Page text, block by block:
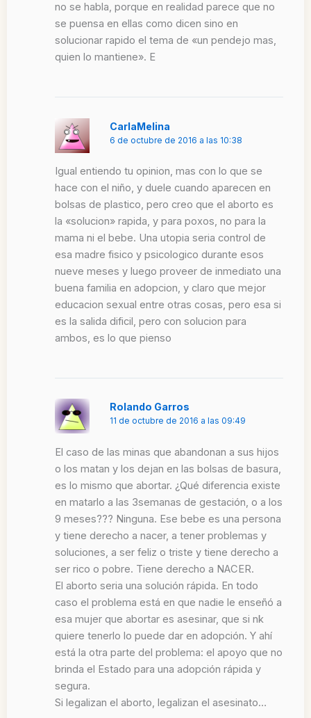
no se habla, porque en realidad parece que no
se puensa en ellas como dicen sino en
solucionar rapido el tema de «un pendejo mas,
quien lo mantiene». E
CarlaMelina
6 de octubre de 2016 a las 10:38
Igual entiendo tu opinion, mas con lo que se
hace con el niño, y duele cuando aparecen en
bolsas de plastico, pero creo que el aborto es
la «solucion» rapida, y para poxos, no para la
mama ni el bebe. Una utopia seria control de
esa madre fisico y psicologico durante esos
nueve meses y luego proveer de inmediato una
buena familia en adopcion, y claro que mejor
educacion sexual entre otras cosas, pero esa si
es la salida dificil, pero con solucion para
ambos, es lo que pienso
Rolando Garros
11 de octubre de 2016 a las 09:49
El caso de las minas que abandonan a sus hijos
o los matan y los dejan en las bolsas de basura,
es lo mismo que abortar. ¿Qué diferencia existe
en matarlo a las 3semanas de gestación, o a los
9 meses??? Ninguna. Ese bebe es una persona
y tiene derecho a nacer, a tener problemas y
soluciones, a ser feliz o triste y tiene derecho a
ser rico o pobre. Tiene derecho a NACER.
El aborto seria una solución rápida. En todo
caso el problema está en que nadie le enseñó a
esa mujer que abortar es asesinar, que si nk
quiere tenerlo lo puede dar en adopción. Y ahí
está la otra parte del problema: el apoyo que no
brinda el Estado para una adopción rápida y
segura.
Si legalizan el aborto, legalizan el asesinato…